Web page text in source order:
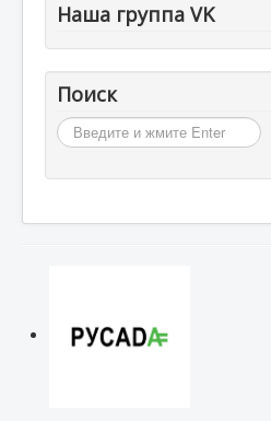
Наша группа VK
Поиск
Искать...